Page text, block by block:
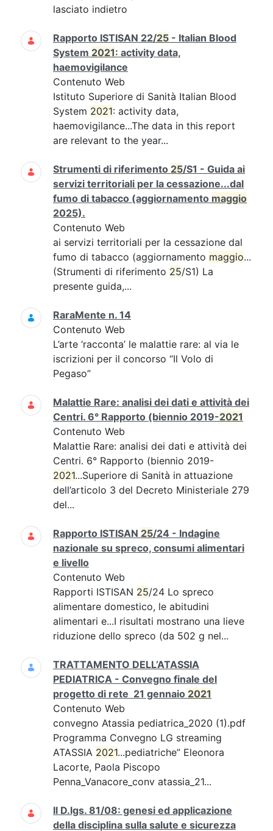
lasciato indietro
Rapporto ISTISAN 22/25 - Italian Blood
System 2021: activity data,
haemovigilance
Contenuto Web
Istituto Superiore di Sanità Italian Blood
System 2021: activity data,
haemovigilance...The data in this report
are relevant to the year...
Strumenti di riferimento 25/S1 - Guida ai
servizi territoriali per la cessazione...dal
fumo di tabacco (aggiornamento maggio
2025).
Contenuto Web
ai servizi territoriali per la cessazione dal
fumo di tabacco (aggiornamento maggio...
(Strumenti di riferimento 25/S1) La
presente guida,...
RaraMente n. 14
Contenuto Web
L’arte ‘racconta’ le malattie rare: al via le
iscrizioni per il concorso “Il Volo di
Pegaso”
Malattie Rare: analisi dei dati e attività dei
Centri. 6° Rapporto (biennio 2019-2021
Contenuto Web
Malattie Rare: analisi dei dati e attività dei
Centri. 6° Rapporto (biennio 2019-
2021...Superiore di Sanità in attuazione
dell’articolo 3 del Decreto Ministeriale 279
del...
Rapporto ISTISAN 25/24 - Indagine
nazionale su spreco, consumi alimentari
e livello
Contenuto Web
Rapporti ISTISAN 25/24 Lo spreco
alimentare domestico, le abitudini
alimentari e...I risultati mostrano una lieve
riduzione dello spreco (da 502 g nel...
TRATTAMENTO DELL’ATASSIA
PEDIATRICA - Convegno finale del
progetto di rete 21 gennaio 2021
Contenuto Web
convegno Atassia pediatrica_2020 (1).pdf
Programma Convegno LG streaming
ATASSIA 2021...pediatriche” Eleonora
Lacorte, Paola Piscopo
Penna_Vanacore_conv atassia_21...
Il D.lgs. 81/08: genesi ed applicazione
della disciplina sulla salute e sicurezza